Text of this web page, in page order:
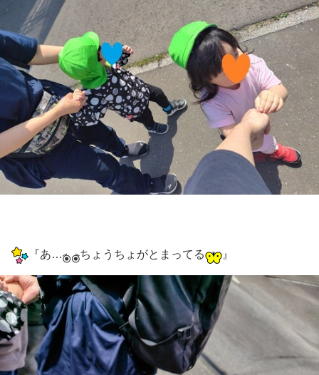
『あ… ちょうちょがとまってる 』